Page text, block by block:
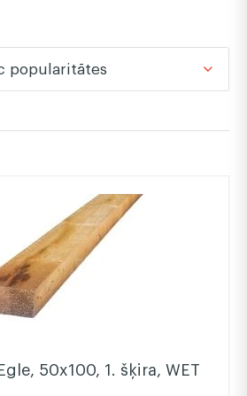
popularitātes
50x100, 1. šķira, WET